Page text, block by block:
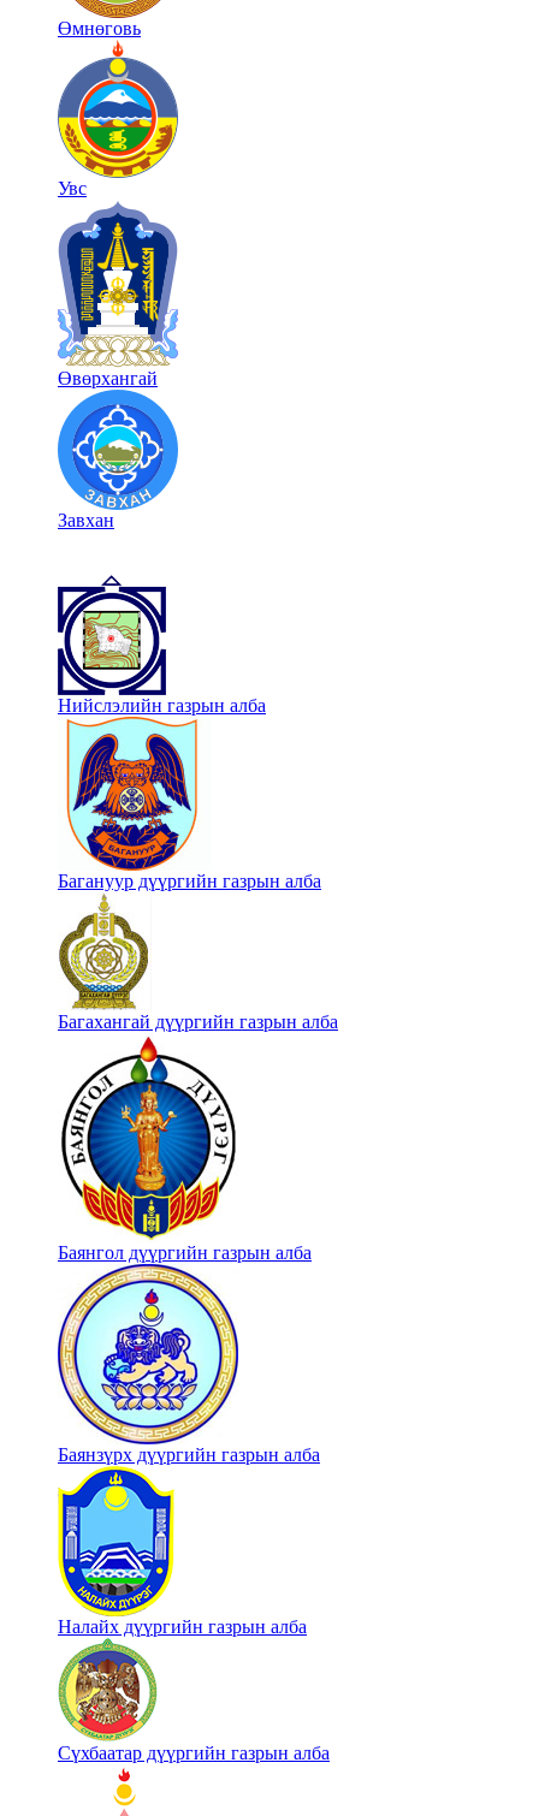
Өмнөговь
Увс
Өвөрхангай
Завхан
Нийслэлийн газрын алба
Багануур дүүргийн газрын алба
Багахангай дүүргийн газрын алба
Баянгол дүүргийн газрын алба
Баянзүрх дүүргийн газрын алба
Налайх дүүргийн газрын алба
Сүхбаатар дүүргийн газрын алба